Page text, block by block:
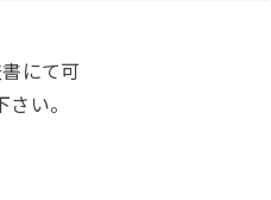
にて可
い。